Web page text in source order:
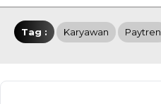
Tag : Karyawan Paytren